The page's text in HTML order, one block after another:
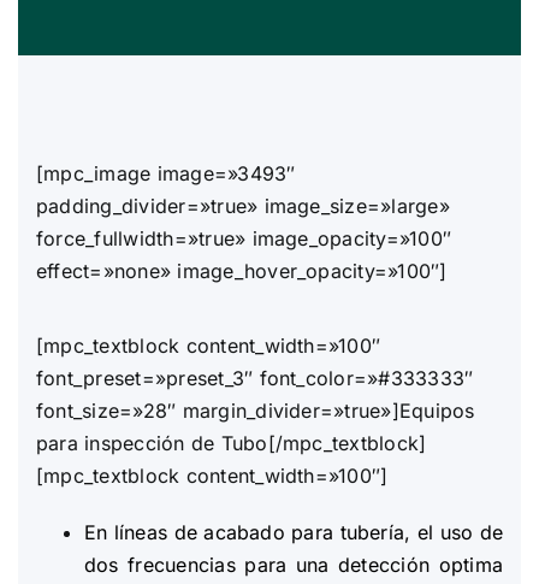
[mpc_image image=»3493″
padding_divider=»true» image_size=»large»
force_fullwidth=»true» image_opacity=»100″
effect=»none» image_hover_opacity=»100″]
[mpc_textblock content_width=»100″
font_preset=»preset_3″ font_color=»#333333″
font_size=»28″ margin_divider=»true»]Equipos
para inspección de Tubo[/mpc_textblock]
[mpc_textblock content_width=»100″]
En líneas de acabado para tubería, el uso de
dos frecuencias para una detección optima